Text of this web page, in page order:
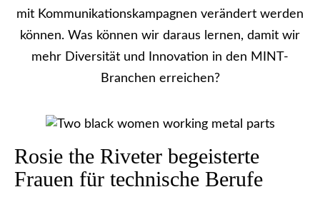
mit Kommunikationskampagnen verändert werden
können. Was können wir daraus lernen, damit wir
mehr Diversität und Innovation in den MINT-
Branchen erreichen?
Rosie the Riveter begeisterte
Frauen für technische Berufe